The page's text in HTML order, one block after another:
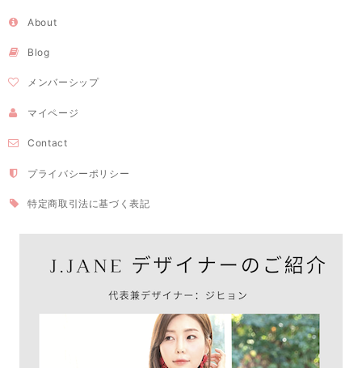
About
Blog
メンバーシップ
マイページ
Contact
プライバシーポリシー
特定商取引法に基づく表記